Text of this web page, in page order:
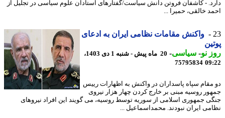
- کاشفان فروتن دانش سیاست/گفتارهای استادان علوم سیاسی در تجلیل از
خالقی، حمیرا ...
واکنش مقامات نظامی ایران به ادعای
نو- سیاسی-
20 ماه پیش - شنبه 1 دی 1403،
75795834
سپاه پاسداران در واکنش به اظهارات رییس
روسیه مبنی بر خارج کردن چهار هزار نیروی
جمهوری اسلامی از سوریه توسط روسیه، می گویند این افراد نیروهای
ایران نبودند. محمداسماعیل ...